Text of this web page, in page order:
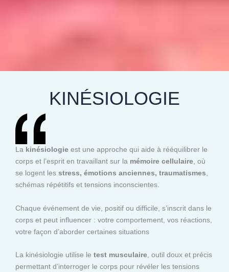
KINÉSIOLOGIE
La kinésiologie est une approche qui aide à rééquilibrer le
corps et l’esprit en travaillant sur la mémoire cellulaire, où
se logent les stress, émotions anciennes, traumatismes,
schémas répétitifs et tensions inconscientes.
Chaque événement de vie, positif ou difficile, s’inscrit dans le
corps et peut influencer : votre comportement, vos réactions,
votre façon d’aborder certaines situations
La kinésiologie utilise le test musculaire, outil doux et précis
permettant d’interroger le corps pour révéler les tensions